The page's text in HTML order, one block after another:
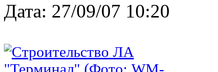
Дата: 27/09/07 10:20